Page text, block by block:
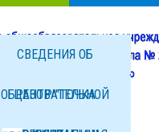
СВЕДЕНИЯ ОБ
ОБРАЗОВАТЕЛЬНОЙ
ЦЕНТР "ТОЧКА